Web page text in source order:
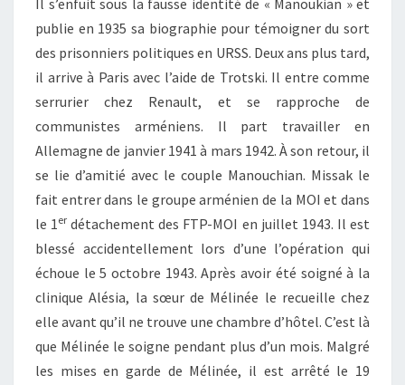
Il s’enfuit sous la fausse identité de « Manoukian » et
publie en 1935 sa biographie pour témoigner du sort
des prisonniers politiques en URSS. Deux ans plus tard,
il arrive à Paris avec l’aide de Trotski. Il entre comme
serrurier chez Renault, et se rapproche de
communistes arméniens. Il part travailler en
Allemagne de janvier 1941 à mars 1942. À son retour, il
se lie d’amitié avec le couple Manouchian. Missak le
fait entrer dans le groupe arménien de la MOI et dans
le 1er détachement des FTP-MOI en juillet 1943. Il est
blessé accidentellement lors d’une l’opération qui
échoue le 5 octobre 1943. Après avoir été soigné à la
clinique Alésia, la sœur de Mélinée le recueille chez
elle avant qu’il ne trouve une chambre d’hôtel. C’est là
que Mélinée le soigne pendant plus d’un mois. Malgré
les mises en garde de Mélinée, il est arrêté le 19